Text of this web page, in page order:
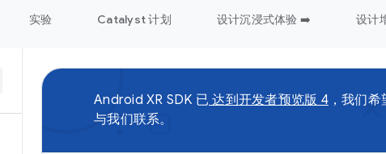
实验 Catalyst 计划 设计沉浸式体验 ➡️ 设计
Android XR SDK 已 达到开发者预览版 4，我们希
与我们联系。